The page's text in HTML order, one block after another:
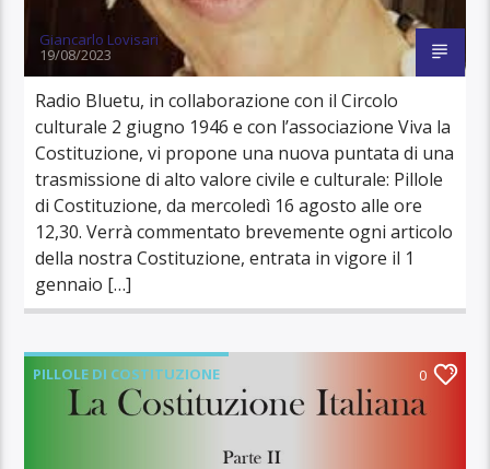
Giancarlo Lovisari
19/08/2023
Radio Bluetu, in collaborazione con il Circolo
culturale 2 giugno 1946 e con l’associazione Viva la
Costituzione, vi propone una nuova puntata di una
trasmissione di alto valore civile e culturale: Pillole
di Costituzione, da mercoledì 16 agosto alle ore
12,30. Verrà commentato brevemente ogni articolo
della nostra Costituzione, entrata in vigore il 1
gennaio […]
PILLOLE DI COSTITUZIONE 0